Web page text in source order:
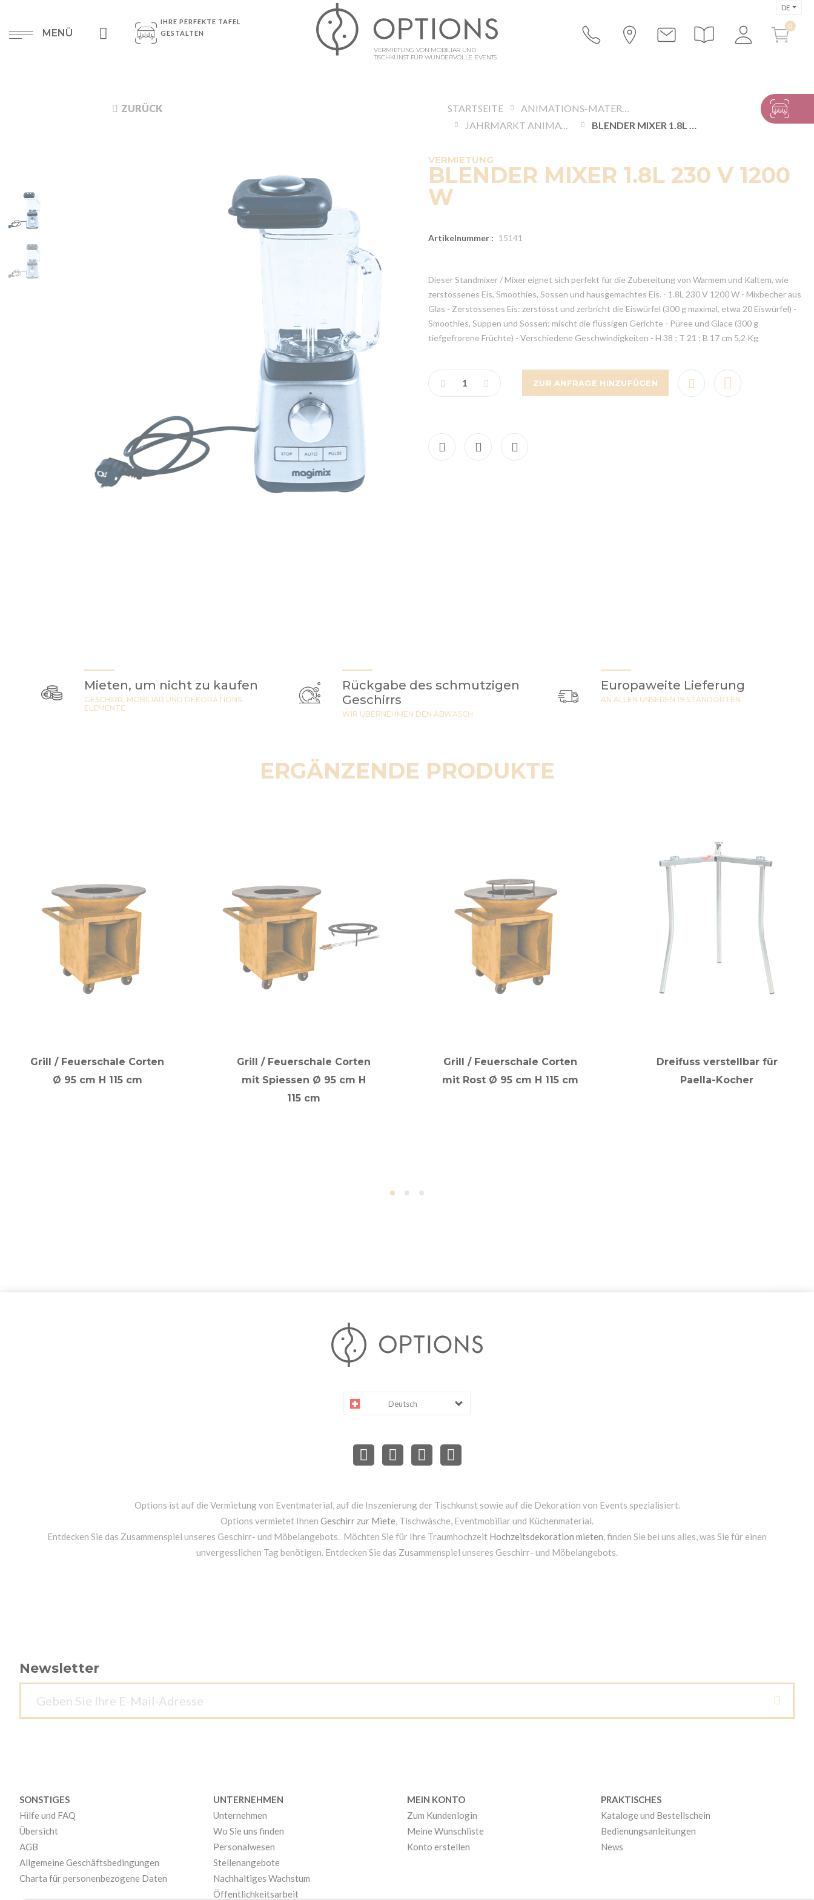
MENÜ
IHRE PERFEKTE TAFEL
GESTALTEN
VERMIETUNG VON MOBILIAR UND
TISCHKUNST FÜR WUNDERVOLLE EVENTS
DE
ZURÜCK STARTSEITE
ANIMATIONS-MATERIALIEN
JAHRMARKT ANIMATION
BLENDER MIXER 1.8L 230 V 1200 W
VERMIETUNG
BLENDER MIXER 1.8L 230 V 1200
W
Artikelnummer : 15141
Dieser Standmixer / Mixer eignet sich perfekt für die Zubereitung von Warmem und Kaltem, wie
zerstossenes Eis, Smoothies, Sossen und hausgemachtes Eis. - 1.8L 230 V 1200 W - Mixbecher aus
Glas - Zerstossenes Eis: zerstösst und zerbricht die Eiswürfel (300 g maximal, etwa 20 Eiswürfel) -
Smoothies, Suppen und Sossen: mischt die flüssigen Gerichte - Püree und Glace (300 g
tiefgefrorene Früchte) - Verschiedene Geschwindigkeiten - H 38 ; T 21 ; B 17 cm 5,2 Kg
ZUR ANFRAGE HINZUFÜGEN
Mieten, um nicht zu kaufen
GESCHIRR, MOBILIAR UND DEKORATIONS-
ELEMENTE
Rückgabe des schmutzigen
Geschirrs
WIR ÜBERNEHMEN DEN ABWASCH
Europaweite Lieferung
AN ALLEN UNSEREN 19 STANDORTEN
ERGÄNZENDE PRODUKTE
Grill / Feuerschale Corten
Ø 95 cm H 115 cm
Grill / Feuerschale Corten
mit Spiessen Ø 95 cm H
115 cm
Grill / Feuerschale Corten
mit Rost Ø 95 cm H 115 cm
Dreifuss verstellbar für
Paella-Kocher
Deutsch
Options ist auf die Vermietung von Eventmaterial, auf die Inszenierung der Tischkunst sowie auf die Dekoration von Events spezialisiert.
Options vermietet Ihnen Geschirr zur Miete, Tischwäsche, Eventmobiliar und Küchenmaterial.
Entdecken Sie das Zusammenspiel unseres Geschirr- und Möbelangebots. Möchten Sie für Ihre Traumhochzeit Hochzeitsdekoration mieten, finden Sie bei uns alles, was Sie für einen
unvergesslichen Tag benötigen. Entdecken Sie das Zusammenspiel unseres Geschirr- und Möbelangebots.
Newsletter
SONSTIGES
Hilfe und FAQ
Übersicht
AGB
Allgemeine Geschäftsbedingungen
Charta für personenbezogene Daten
UNTERNEHMEN
Unternehmen
Wo Sie uns finden
Personalwesen
Stellenangebote
Nachhaltiges Wachstum
Öffentlichkeitsarbeit
MEIN KONTO
Zum Kundenlogin
Meine Wunschliste
Konto erstellen
PRAKTISCHES
Kataloge und Bestellschein
Bedienungsanleitungen
News